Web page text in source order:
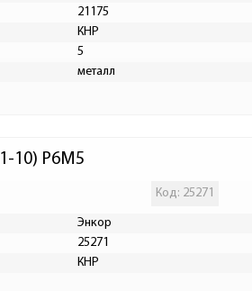
21175
КНР
5
металл
10) Р6М5
Код: 25271
Энкор
25271
КНР